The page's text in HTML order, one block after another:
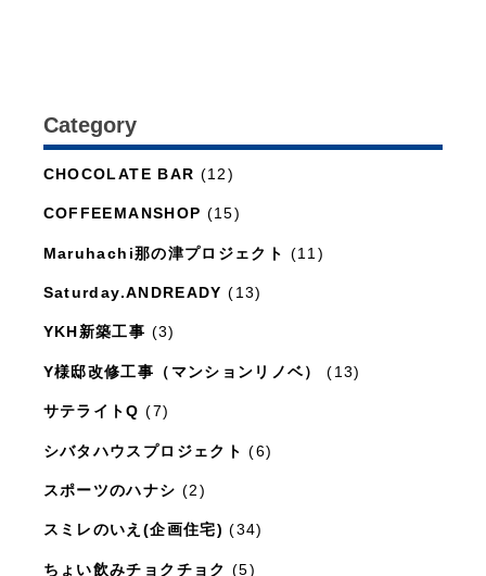
Category
CHOCOLATE BAR (12)
COFFEEMANSHOP (15)
Maruhachi那の津プロジェクト (11)
Saturday.ANDREADY (13)
YKH新築工事 (3)
Y様邸改修工事（マンションリノベ） (13)
サテライトQ (7)
シバタハウスプロジェクト (6)
スポーツのハナシ (2)
スミレのいえ(企画住宅) (34)
ちょい飲みチョクチョク (5)